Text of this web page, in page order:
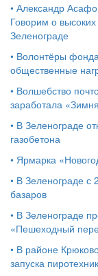
• Александр
Говорим о
Зеленограде
• Волонтёры
общественные
• Волшебство
заработала
• В Зеленограде
газобетона
• Ярмарка
• В Зеленограде с
базаров
• В Зеленограде
«Пешеходный
• В районе
запуска